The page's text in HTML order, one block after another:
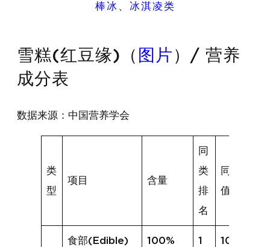
棒冰、冰淇凌类
雪糕(红豆缘)（ 图片 ）/ 营养
成分表
数据来源：中国营养学会
类
型
项目 含量
同
类
排
名
同类均
值
食部(Edible) 100% 1 100%